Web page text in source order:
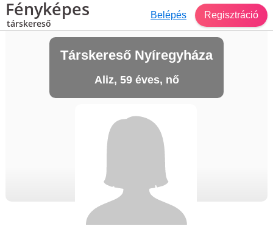
Fényképes
társkereső
Belépés Regisztráció
Társkereső Nyíregyháza
Aliz, 59 éves, nő